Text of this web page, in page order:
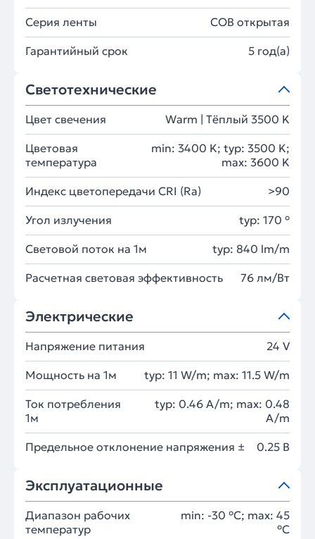
Серия ленты COB открытая
Гарантийный срок 5 год(а)
Светотехнические
Цвет свечения Warm | Тёплый 3500 K
Цветовая
температура
min: 3400 K; typ: 3500 K;
max: 3600 K
Индекс цветопередачи CRI (Ra) >90
Угол излучения typ: 170 °
Световой поток на 1м typ: 840 lm/m
Расчетная световая эффективность 76 лм/Вт
Электрические
Напряжение питания 24 V
Мощность на 1м typ: 11 W/m; max: 11.5 W/m
Ток потребления
1м
typ: 0.46 A/m; max: 0.48
A/m
Предельное отклонение напряжения ± 0.25 В
Эксплуатационные
Диапазон рабочих
температур
min: -30 °C; max: 45
°C